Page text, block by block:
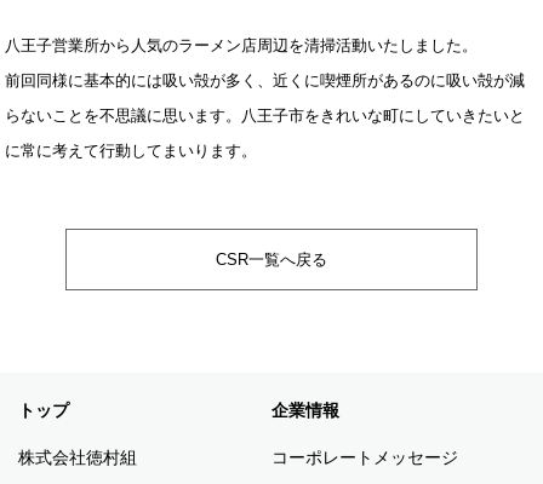
八王子営業所から人気のラーメン店周辺を清掃活動いたしました。
前回同様に基本的には吸い殻が多く、近くに喫煙所があるのに吸い殻が減
らないことを不思議に思います。八王子市をきれいな町にしていきたいと
に常に考えて行動してまいります。
CSR一覧へ戻る
トップ
株式会社徳村組
企業情報
コーポレートメッセージ